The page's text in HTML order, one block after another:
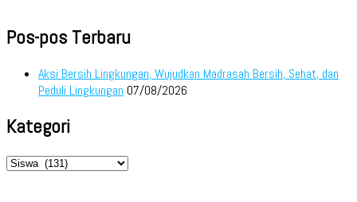
Pos-pos Terbaru
Aksi Bersih Lingkungan, Wujudkan Madrasah Bersih, Sehat, dan
Peduli Lingkungan 07/08/2026
Kategori
Kategori